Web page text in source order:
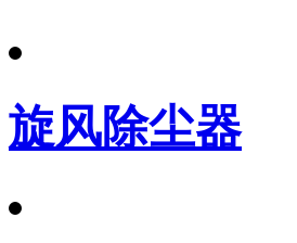
旋风除尘器